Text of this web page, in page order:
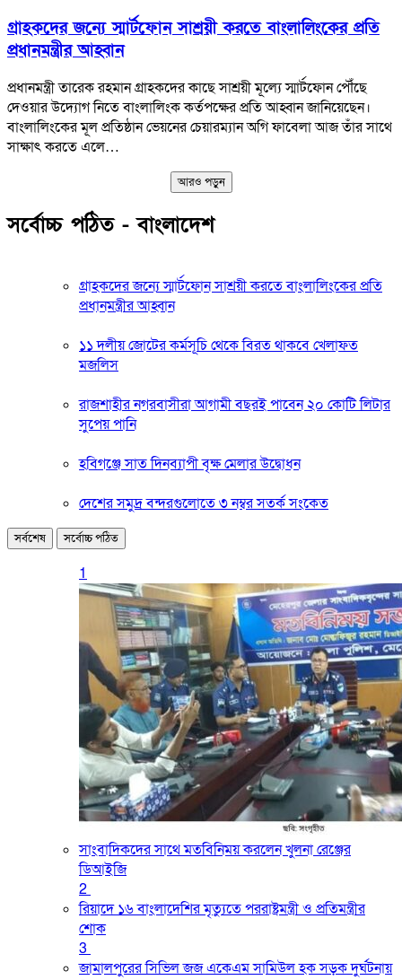
গ্রাহকদের জন্যে স্মার্টফোন সাশ্রয়ী করতে বাংলালিংকের প্রতি
প্রধানমন্ত্রীর আহ্বান
প্রধানমন্ত্রী তারেক রহমান গ্রাহকদের কাছে সাশ্রয়ী মূল্যে স্মার্টফোন পৌঁছে
দেওয়ার উদ্যোগ নিতে বাংলালিংক কর্তপক্ষের প্রতি আহ্বান জানিয়েছেন।
বাংলালিংকের মূল প্রতিষ্ঠান ভেয়নের চেয়ারম্যান অগি ফাবেলা আজ তাঁর সাথে
সাক্ষাৎ করতে এলে…
আরও পড়ুন
সর্বোচ্চ পঠিত - বাংলাদেশ
গ্রাহকদের জন্যে স্মার্টফোন সাশ্রয়ী করতে বাংলালিংকের প্রতি
প্রধানমন্ত্রীর আহ্বান
১১ দলীয় জোটের কর্মসূচি থেকে বিরত থাকবে খেলাফত
মজলিস
রাজশাহীর নগরবাসীরা আগামী বছরই পাবেন ২০ কোটি লিটার
সুপেয় পানি
হবিগঞ্জে সাত দিনব্যাপী বৃক্ষ মেলার উদ্বোধন
দেশের সমুদ্র বন্দরগুলোতে ৩ নম্বর সতর্ক সংকেত
সর্বশেষ সর্বোচ্চ পঠিত
1
সাংবাদিকদের সাথে মতবিনিময় করলেন খুলনা রেঞ্জের
ডিআইজি
2
রিয়াদে ১৬ বাংলাদেশির মৃত্যুতে পররাষ্ট্রমন্ত্রী ও প্রতিমন্ত্রীর
শোক
3
জামালপুরের সিভিল জজ একেএম সামিউল হক সড়ক দুর্ঘটনায়